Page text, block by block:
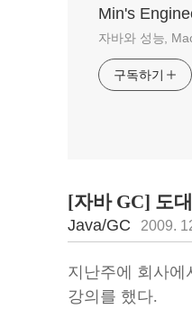
Min's
자바와 성능,
구독하기
[자바 GC] 도
Java/GC 2009.
지난주에 회사에
강의를 했다.